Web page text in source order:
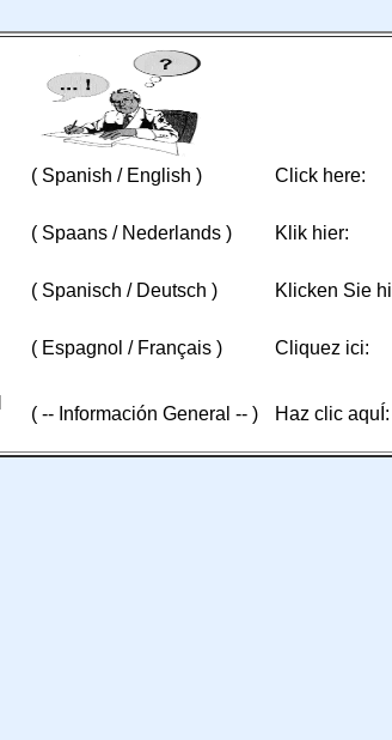
( Spanish / English ) Click here:
( Spaans / Nederlands ) Klik hier:
( Spanisch / Deutsch ) Klicken Sie
( Espagnol / Français ) Cliquez ici:
( -- Información General -- ) Haz clic aquÍ: